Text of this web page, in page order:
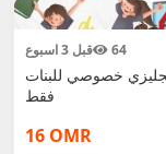
قبل 3 اسبوع 64
خصوصي للبنات
فقط
16 OMR